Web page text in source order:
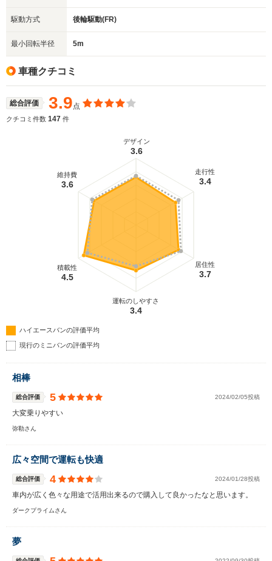
駆動方式 後輪駆動(FR)
最小回転半径 5m
車種クチコミ
総合評価 3.9点
クチコミ件数 147 件
デザイン
3.6
走行性
3.4
居住性
3.7
運転のしやすさ
3.4
積載性
4.5
維持費
3.6
ハイエースバンの評価平均
現行のミニバンの評価平均
相棒
総合評価 5 2024/02/05投稿
大変乗りやすい
弥勒さん
広々空間で運転も快適
総合評価 4 2024/01/28投稿
車内が広く色々な用途で活用出来るので購入して良かったなと思います。
ダークプライムさん
夢